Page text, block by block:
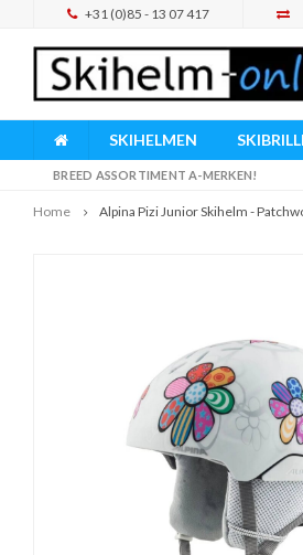
+31 (0)85 - 13 07 417
SKIHELMEN
BREED ASSORTIMENT A-MERKEN!
Home Alpina Pizi Junior Skihelm -